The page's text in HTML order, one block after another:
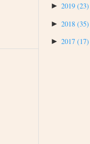
► 2019(23)
► 2018(35)
► 2017(17)